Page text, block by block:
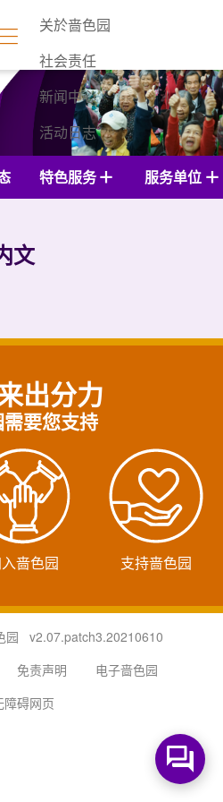
关於啬色园
社会责任
新闻中心
活动日志
联络我们
特色服务 服务单位
文
出分力
要您支持
啬色园 支持啬色园
园 v2.07.patch3.20210610
免责声明
电子啬色园
障碍网页